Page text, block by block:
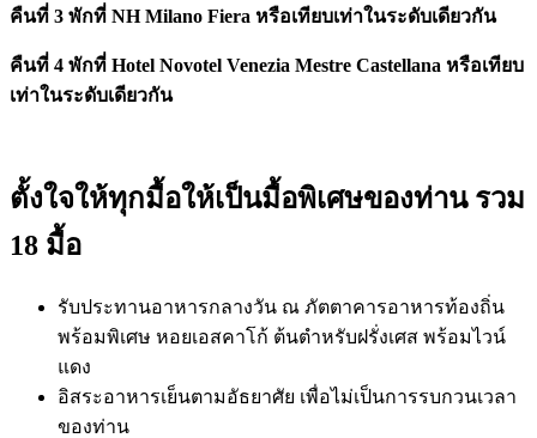
คืนที่ 3 พักที่ NH Milano Fiera หรือเทียบเท่าในระดับเดียวกัน
คืนที่ 4 พักที่ Hotel Novotel Venezia Mestre Castellana หรือเทียบ
เท่าในระดับเดียวกัน
ตั้งใจให้ทุกมื้อให้เป็นมื้อพิเศษของท่าน รวม
18 มื้อ
รับประทานอาหารกลางวัน ณ ภัตตาคารอาหารท้องถิ่น
พร้อมพิเศษ หอยเอสคาโก้ ต้นตำหรับฝรั่งเศส พร้อมไวน์
แดง
อิสระอาหารเย็นตามอัธยาศัย เพื่อไม่เป็นการรบกวนเวลา
ของท่าน